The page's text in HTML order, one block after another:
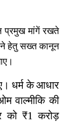
प्रमुख मांगें रखते
हेतु सख्त कानून
धर्म के आधार
वाल्मीकि की
को ₹1 करोड़